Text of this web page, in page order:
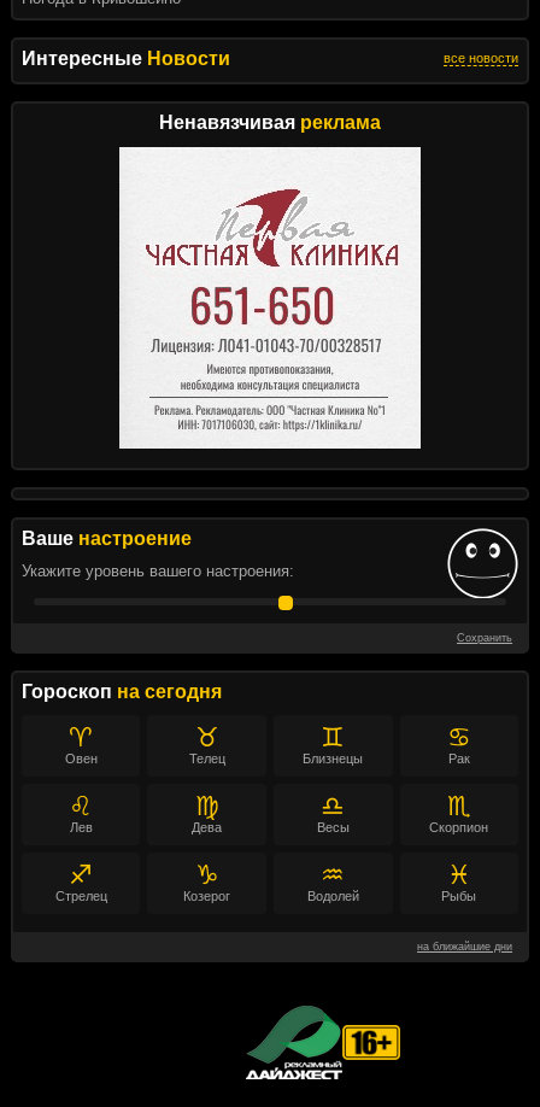
Интересные Новости все новости
Ненавязчивая реклама
Ваше настроение
Укажите уровень вашего настроения:
Сохранить
Гороскоп на сегодня
♈
Овен
♉
Телец
♊
Близнецы
♋
Рак
♌
Лев
♍
Дева
♎
Весы
♏
Скорпион
♐
Стрелец
♑
Козерог
♒
Водолей
♓
Рыбы
на ближайшие дни